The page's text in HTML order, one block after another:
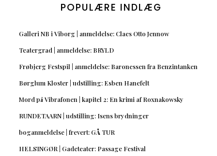
POPULÆRE INDLÆG
Galleri NB i Viborg | anmeldelse: Claes Otto Jennow
Teatergrad | anmeldelse: BRYLD
Frøbjerg Festspil | anmeldelse: Baronessen fra Benzintanken
Børglum Kloster | udstilling: Esben Hanefelt
Mord på Vibrafonen | kapitel 2: En krimi af Roxnakowsky
RUNDETAARN | udstilling: Isens brydninger
boganmeldelse | frevert: GÅ TUR
HELSINGØR | Gadeteater: Passage Festival